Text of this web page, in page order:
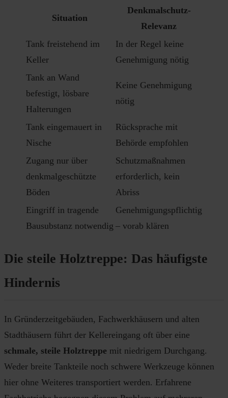
Situation
Denkmalschutz-
Relevanz
Tank freistehend im
Keller
In der Regel keine
Genehmigung nötig
Tank an Wand
befestigt, lösbare
Halterungen
Keine Genehmigung
nötig
Tank eingemauert in
Nische
Rücksprache mit
Behörde empfohlen
Zugang nur über
denkmalgeschützte
Böden
Schutzmaßnahmen
erforderlich, kein
Abriss
Eingriff in tragende
Bausubstanz notwendig
Genehmigungspflichtig
– vorab klären
Die steile Holztreppe: Das häufigste
Hindernis
In Gründerzeitgebäuden, Fachwerkhäusern und alten
Stadthäusern führt der Kellereingang oft über eine
schmale, steile Holztreppe mit niedrigem Durchgang.
Weder breite Tankteile noch schwere Werkzeuge können
hier ohne Weiteres transportiert werden. Erfahrene